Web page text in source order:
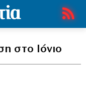
στο Ιόνιο